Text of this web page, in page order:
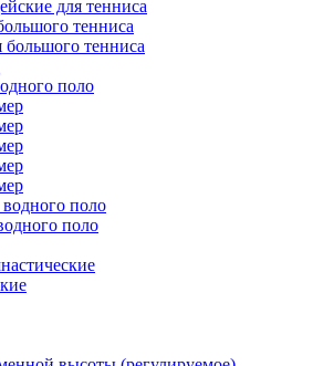
для тенниса
тенниса
тенниса
поло
поло
поло